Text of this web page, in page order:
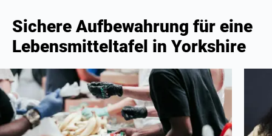
Sichere Aufbewahrung für eine
Lebensmitteltafel in Yorkshire